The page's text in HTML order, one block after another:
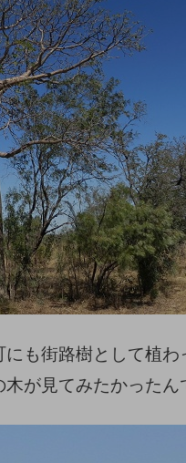
も街路樹として植
が見てみたかったん